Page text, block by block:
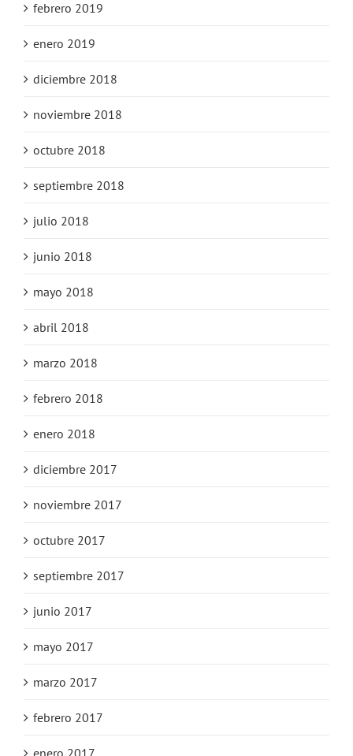
febrero 2019
enero 2019
diciembre 2018
noviembre 2018
octubre 2018
septiembre 2018
julio 2018
junio 2018
mayo 2018
abril 2018
marzo 2018
febrero 2018
enero 2018
diciembre 2017
noviembre 2017
octubre 2017
septiembre 2017
junio 2017
mayo 2017
marzo 2017
febrero 2017
enero 2017